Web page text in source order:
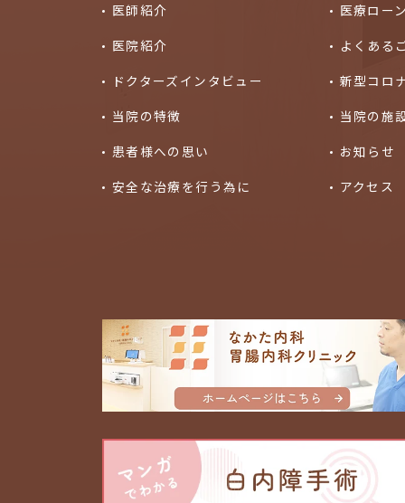
医師紹介
医療ロー
医院紹介
よくある
ドクターズインタビュー
新型コロ
当院の特徴
当院の施
患者様への思い
お知らせ
安全な治療を行う為に
アクセス